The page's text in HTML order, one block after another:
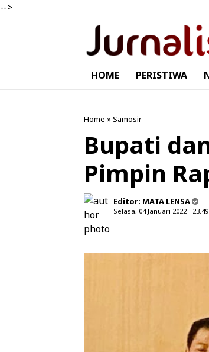
-->
HOME PERISTIWA
Home »Samosir
Bupati
Pimpin
Editor: MATA LENSA
Selasa, 04 Januari 2022 - 23.49